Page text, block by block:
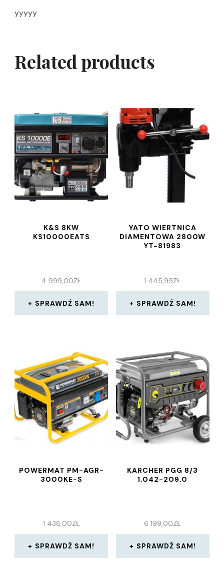
yyyyy
Related products
K&S 8KW
KS10000EATS
4 999,00ZŁ
SPRAWDŹ SAM!
YATO WIERTNICA
DIAMENTOWA 2800W
YT-81983
1 445,99ZŁ
SPRAWDŹ SAM!
POWERMAT PM-AGR-
3000KE-S
1 438,00ZŁ
SPRAWDŹ SAM!
KARCHER PGG 8/3
1.042-209.0
6 199,00ZŁ
SPRAWDŹ SAM!